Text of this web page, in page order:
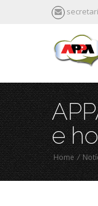
e
Home /